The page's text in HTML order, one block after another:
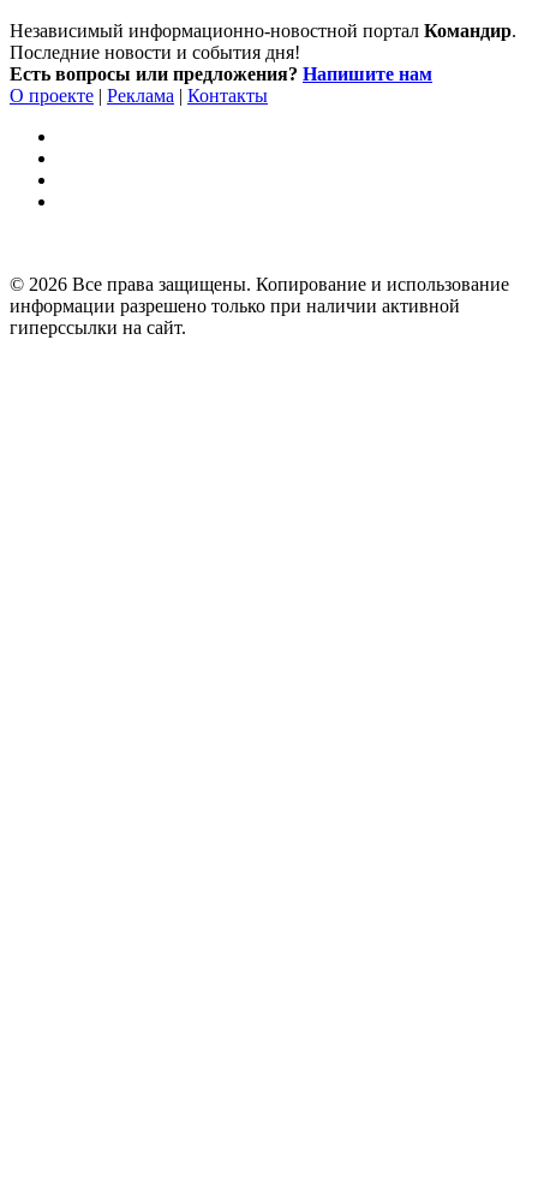
Независимый информационно-новостной портал Командир.
Последние новости и события дня!
Есть вопросы или предложения? Напишите нам
О проекте | Реклама | Контакты
© 2026 Все права защищены. Копирование и использование
информации разрешено только при наличии активной
гиперссылки на сайт.